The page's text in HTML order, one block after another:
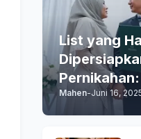
List yang
Praktis
Mahen-Juni 16,